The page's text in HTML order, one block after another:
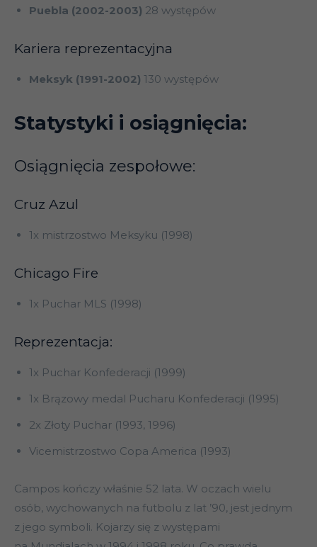
Puebla (2002-2003) 28 występów
Kariera reprezentacyjna
Meksyk (1991-2002) 130 występów
Statystyki i osiągnięcia:
Osiągnięcia zespołowe:
Cruz Azul
1x mistrzostwo Meksyku (1998)
Chicago Fire
1x Puchar MLS (1998)
Reprezentacja:
1x Puchar Konfederacji (1999)
1x Brązowy medal Pucharu Konfederacji (1995)
2x Złoty Puchar (1993, 1996)
Vicemistrzostwo Copa America (1993)
Campos kończy właśnie 52 lata. W oczach wielu
osób, wychowanych na futbolu z lat ’90, jest jednym
z jego symboli. Kojarzy się z występami